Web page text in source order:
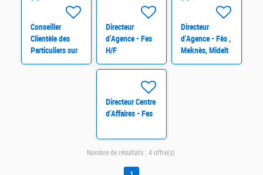
Conseiller
Clientèle des
Particuliers sur
TINGHEIR &
Directeur
d'Agence - Fes
H/F
Directeur
d'Agence - Fès ,
Meknès, Midelt
et El Hoceima
Directeur Centre
d'Affaires - Fes
Nombre de résultats : 4 offre(s)